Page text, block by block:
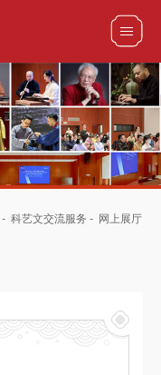
- 科艺文交流服务 - 网上展厅